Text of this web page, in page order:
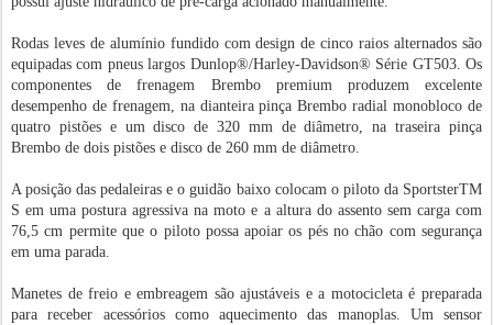
Rodas leves de alumínio fundido com design de cinco raios alternados são
equipadas com pneus largos Dunlop®/Harley-Davidson® Série GT503. Os
componentes de frenagem Brembo premium produzem excelente
desempenho de frenagem, na dianteira pinça Brembo radial monobloco de
quatro pistões e um disco de 320 mm de diâmetro, na traseira pinça
Brembo de dois pistões e disco de 260 mm de diâmetro.
A posição das pedaleiras e o guidão baixo colocam o piloto da SportsterTM
S em uma postura agressiva na moto e a altura do assento sem carga com
76,5 cm permite que o piloto possa apoiar os pés no chão com segurança
em uma parada.
Manetes de freio e embreagem são ajustáveis e a motocicleta é preparada
para receber acessórios como aquecimento das manoplas. Um sensor